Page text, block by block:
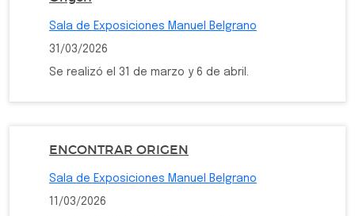
Sala de Exposiciones Manuel Belgrano
31/03/2026
Se realizó el 31 de marzo y 6 de abril.
ENCONTRAR ORIGEN
Sala de Exposiciones Manuel Belgrano
11/03/2026